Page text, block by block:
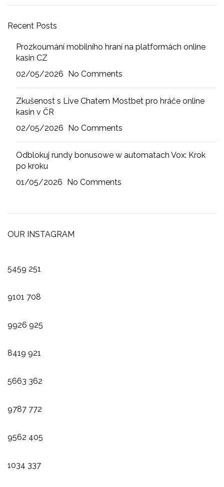
Recent Posts
Prozkoumání mobilního hraní na platformách online
kasin CZ
02/05/2026 No Comments
Zkušenost s Live Chatem Mostbet pro hráče online
kasin v ČR
02/05/2026 No Comments
Odblokuj rundy bonusowe w automatach Vox: Krok
po kroku
01/05/2026 No Comments
OUR INSTAGRAM
5459 251
9101 708
9926 925
8419 921
5663 362
9787 772
9562 405
1034 337